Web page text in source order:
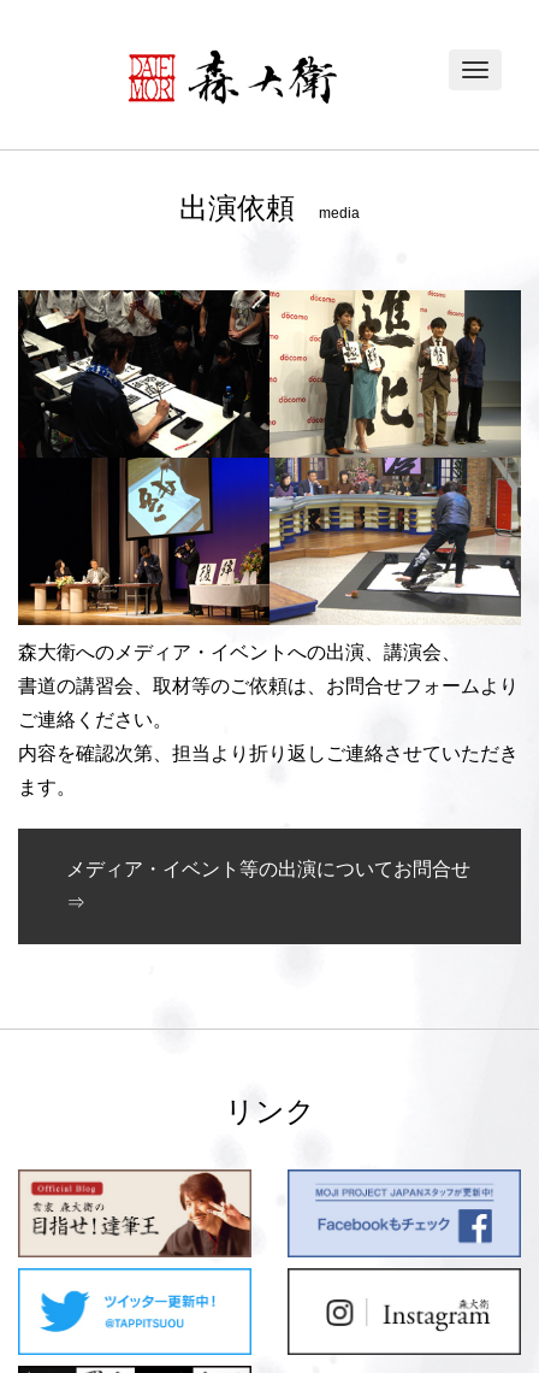
Toggle
出演依頼 media
森大衛へのメディア・イベントへの出演、講演会、
書道の講習会、取材等のご依頼は、お問合せフォームより
ご連絡ください。
内容を確認次第、担当より折り返しご連絡させていただき
ます。
メディア・イベント等の出演についてお問合せ
リンク